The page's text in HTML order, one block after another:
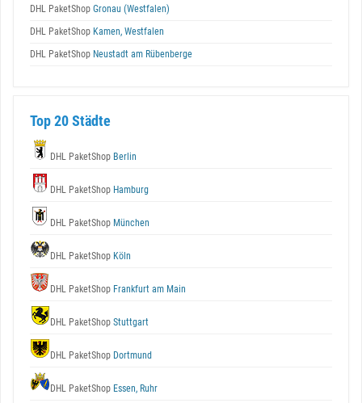
DHL PaketShop Gronau (Westfalen)
DHL PaketShop Kamen, Westfalen
DHL PaketShop Neustadt am Rübenberge
Top 20 Städte
DHL PaketShop Berlin
DHL PaketShop Hamburg
DHL PaketShop München
DHL PaketShop Köln
DHL PaketShop Frankfurt am Main
DHL PaketShop Stuttgart
DHL PaketShop Dortmund
DHL PaketShop Essen, Ruhr